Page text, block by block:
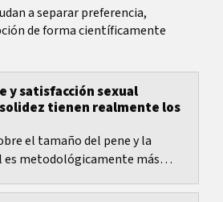
a separar preferencia,
de forma científicamente
y satisfacción sexual
tienen realmente los
el tamaño del pene y la
es metodológicamente más